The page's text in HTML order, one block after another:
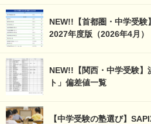
NEW!!【首都圏・中学受験
2027年度版（2026年4月）
NEW!!【関西・中学受験】
ト」偏差値一覧
【中学受験の塾選び】